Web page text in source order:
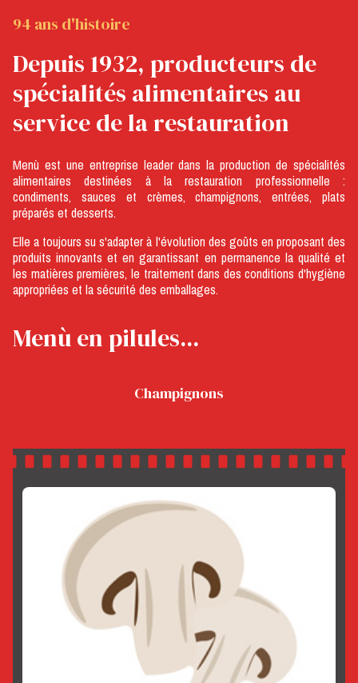
94 ans d'histoire
Depuis 1932, producteurs de
spécialités alimentaires au
service de la restauration
Menù est une entreprise leader dans la production de spécialités
alimentaires destinées à la restauration professionnelle :
condiments, sauces et crèmes, champignons, entrées, plats
préparés et desserts.
Elle a toujours su s'adapter à l'évolution des goûts en proposant des
produits innovants et en garantissant en permanence la qualité et
les matières premières, le traitement dans des conditions d'hygiène
appropriées et la sécurité des emballages.
Menù en pilules...
Champignons